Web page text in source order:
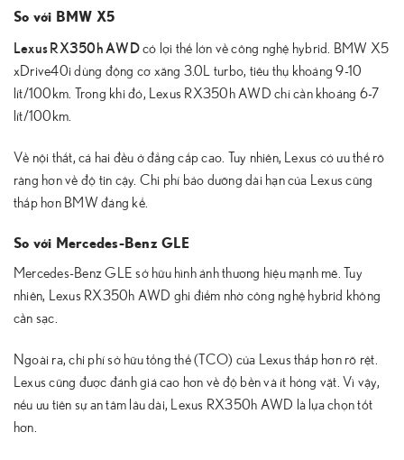
So với BMW X5
Lexus RX350h AWDcó lợi thế lớn về công nghệ hybrid. BMW X5
xDrive40i dùng động cơ xăng 3.0L turbo, tiêu thụ khoảng 9-10
lít/100km. Trong khi đó, Lexus RX350h AWD chỉ cần khoảng 6-7
lít/100km.
Về nội thất, cả hai đều ở đẳng cấp cao. Tuy nhiên, Lexus có ưu thế rõ
ràng hơn về độ tin cậy. Chi phí bảo dưỡng dài hạn của Lexus cũng
thấp hơn BMW đáng kể.
So với Mercedes-Benz GLE
Mercedes-Benz GLE sở hữu hình ảnh thương hiệu mạnh mẽ. Tuy
nhiên, Lexus RX350h AWD ghi điểm nhờ công nghệ hybrid không
cần sạc.
Ngoài ra, chi phí sở hữu tổng thể (TCO) của Lexus thấp hơn rõ rệt.
Lexus cũng được đánh giá cao hơn về độ bền và ít hỏng vặt. Vì vậy,
nếu ưu tiên sự an tâm lâu dài, Lexus RX350h AWD là lựa chọn tốt
hơn.